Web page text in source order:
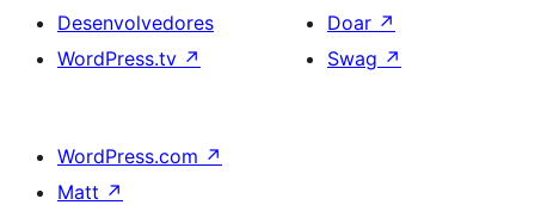
Desenvolvedores
WordPress.tv ↗
Doar ↗
Swag ↗
WordPress.com ↗
Matt ↗